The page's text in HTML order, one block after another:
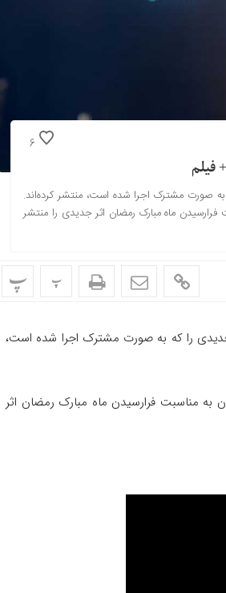
6
فیلم
صورت مشترک اجرا شده است، منتشر کرده‌اند.
ماه مبارک رمضان اثر جدیدی را منتشر
پ پ
را که به صورت مشترک اجرا شده است،
مناسبت فرارسیدن ماه مبارک رمضان اثر